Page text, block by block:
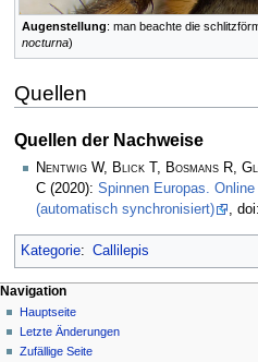
Augenstellung: man beachte die
nocturna)
Quellen
Quellen der Nachweise
Nentwig W, Blick T, Bosmans R,
C (2020): Spinnen Europas.
(automatisch synchronisiert)
, doi:
Kategorie: Callilepis
Navigation
Hauptseite
Letzte Änderungen
Zufällige Seite